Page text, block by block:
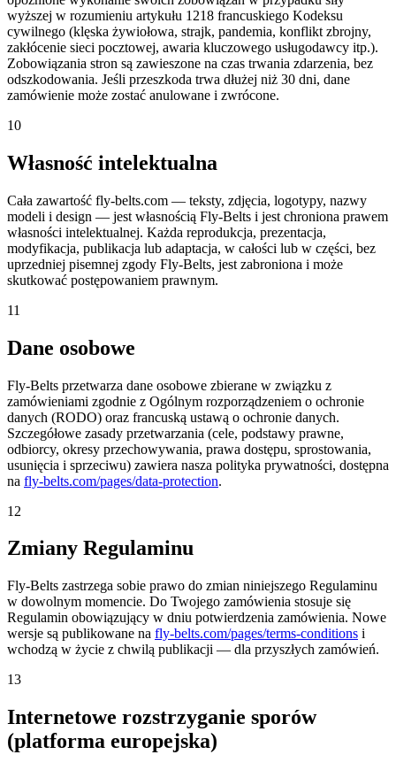
wyższej w rozumieniu artykułu 1218 francuskiego Kodeksu
cywilnego (klęska żywiołowa, strajk, pandemia, konflikt zbrojny,
zakłócenie sieci pocztowej, awaria kluczowego usługodawcy itp.).
Zobowiązania stron są zawieszone na czas trwania zdarzenia, bez
odszkodowania. Jeśli przeszkoda trwa dłużej niż 30 dni, dane
zamówienie może zostać anulowane i zwrócone.
10
Własność intelektualna
Cała zawartość fly-belts.com — teksty, zdjęcia, logotypy, nazwy
modeli i design — jest własnością Fly-Belts i jest chroniona prawem
własności intelektualnej. Każda reprodukcja, prezentacja,
modyfikacja, publikacja lub adaptacja, w całości lub w części, bez
uprzedniej pisemnej zgody Fly-Belts, jest zabroniona i może
skutkować postępowaniem prawnym.
11
Dane osobowe
Fly-Belts przetwarza dane osobowe zbierane w związku z
zamówieniami zgodnie z Ogólnym rozporządzeniem o ochronie
danych (RODO) oraz francuską ustawą o ochronie danych.
Szczegółowe zasady przetwarzania (cele, podstawy prawne,
odbiorcy, okresy przechowywania, prawa dostępu, sprostowania,
usunięcia i sprzeciwu) zawiera nasza polityka prywatności, dostępna
na fly-belts.com/pages/data-protection.
12
Zmiany Regulaminu
Fly-Belts zastrzega sobie prawo do zmian niniejszego Regulaminu
w dowolnym momencie. Do Twojego zamówienia stosuje się
Regulamin obowiązujący w dniu potwierdzenia zamówienia. Nowe
wersje są publikowane na fly-belts.com/pages/terms-conditions i
wchodzą w życie z chwilą publikacji — dla przyszłych zamówień.
13
Internetowe rozstrzyganie sporów
(platforma europejska)